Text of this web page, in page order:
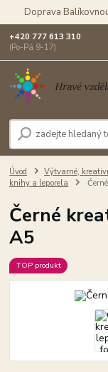
Doprava
+420 777 613 310
(Po-Pá 9-17)
Úvod Výtvarné,
knihy a leporela
Černé
A5
TOP produkt